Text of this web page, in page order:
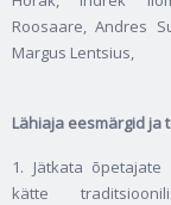
Roosaare, Andres
Margus Lentsius,
Lähiaja eesmärgid ja
1. Jätkata
kätte